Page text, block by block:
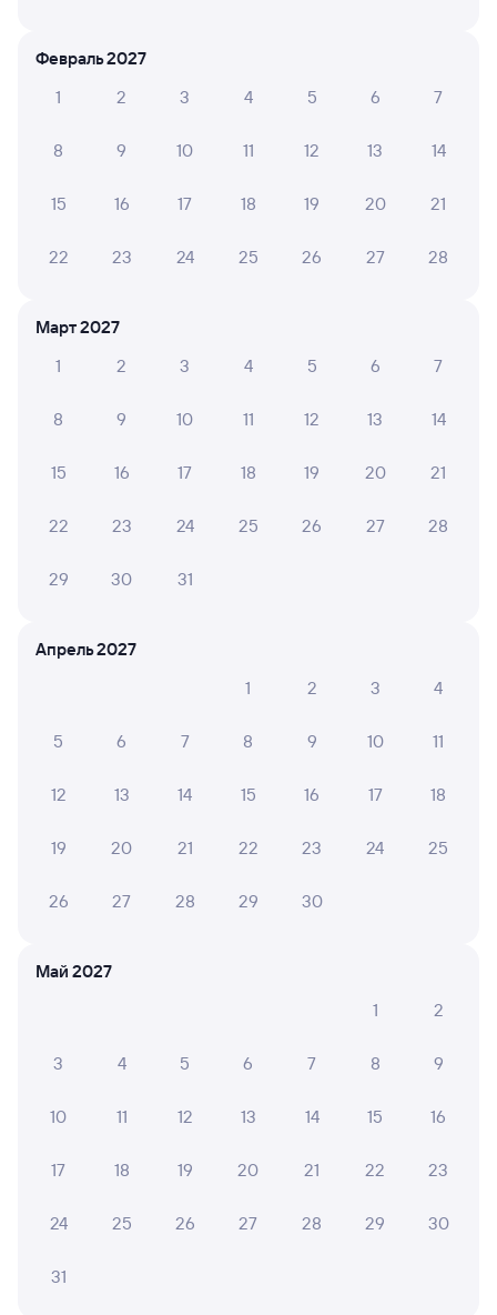
Самый быстрый
из Адлера
Плацкарт
от 5 ⁠437 ⁠₽
Купе
8 ⁠843 ⁠₽ 20 ⁠027 ⁠₽
Выберите дату
Самый быстрый
1 д 9 ч 5 м в пути
ближайшие: 8, 10, 12 августа Маршрут
от 5 ⁠437 ⁠₽ 6 ⁠953 ⁠₽
Выберите дату
Путешественникам нравятся эти варианты
7,8
Февраль 2027
1
2 3 4 5 6 7
8 9 10 11 12 13 14
15 16 17 18 19 20 21
22 23 24 25 26 27 28
Март 2027
1
2 3 4 5 6 7
8 9 10 11 12 13 14
15 16 17 18 19 20 21
22 23 24 25 26 27 28
29 30 31
Апрель 2027
1
2 3 4
5 6 7 8 9 10 11
12 13 14 15 16 17 18
19 20 21 22 23 24 25
26 27 28 29 30
Май 2027
1
2
3 4 5 6 7 8 9
10 11 12 13 14 15 16
17 18 19 20 21 22 23
24 25 26 27 28 29 30
31